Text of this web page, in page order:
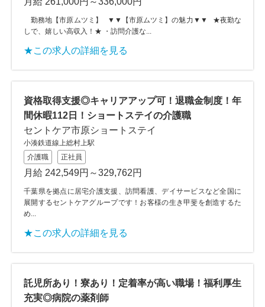
勤務地【市原ムツミ】 ▼▼【市原ムツミ】の魅力▼▼ ★夜勤な
しで、嬉しい高収入！★ ・訪問介護な...
★この求人の詳細を見る
資格取得支援◎キャリアアップ可！退職金制度！年
間休暇112日！ショートステイの介護職
セントケア市原ショートステイ
小湊鉄道線上総村上駅
介護職
正社員
月給 242,549円～329,762円
千葉県を拠点に居宅介護支援、訪問看護、デイサービスなど全国に
展開するセントケアグループです！お客様の生き甲斐を創造するた
め...
★この求人の詳細を見る
託児所あり！寮あり！定着率が高い職場！福利厚生
充実◎病院の薬剤師